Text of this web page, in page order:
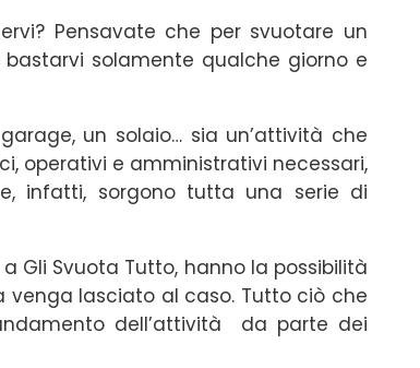
Pensavate che per svuotare un
solamente qualche giorno e
un solaio… sia un’attività che
operativi e amministrativi necessari,
infatti, sorgono tutta una serie di
Gli Svuota Tutto, hanno la possibilità
venga lasciato al caso. Tutto ciò che
dell’attività da parte dei